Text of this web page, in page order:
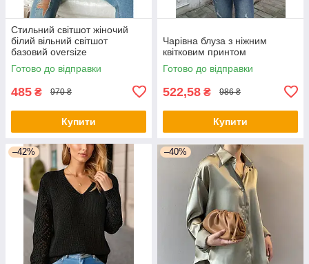
Стильний світшот жіночий
білий вільний світшот
базовий oversize
Готово до відправки
485 ₴ 970 ₴
Купити
Чарівна блуза з ніжним
квітковим принтом
Готово до відправки
522,58 ₴ 986 ₴
Купити
–42% –40%